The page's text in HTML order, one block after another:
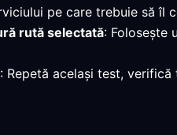
pe care trebuie să îl
rută selectată: Folosește
: Repetă același test,